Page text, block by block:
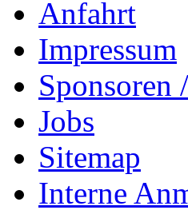
Anfahrt
Impressum
Sponsoren
Jobs
Sitemap
Interne